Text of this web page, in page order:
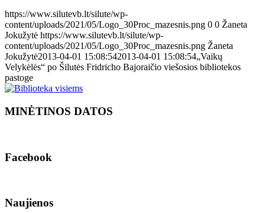
https://www.silutevb.lt/silute/wp-
content/uploads/2021/05/Logo_30Proc_mazesnis.png 0 0 Žaneta
Jokužytė https://www.silutevb.lt/silute/wp-
content/uploads/2021/05/Logo_30Proc_mazesnis.png Žaneta
Jokužytė2013-04-01 15:08:542013-04-01 15:08:54„Vaikų
Velykėlės“ po Šilutės Fridricho Bajoraičio viešosios bibliotekos
pastoge
MINĖTINOS DATOS
Facebook
Naujienos